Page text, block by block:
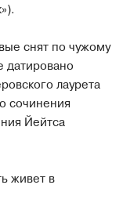
снят по чужому
датировано
лаурета
сочинения
Йейтса
живет в